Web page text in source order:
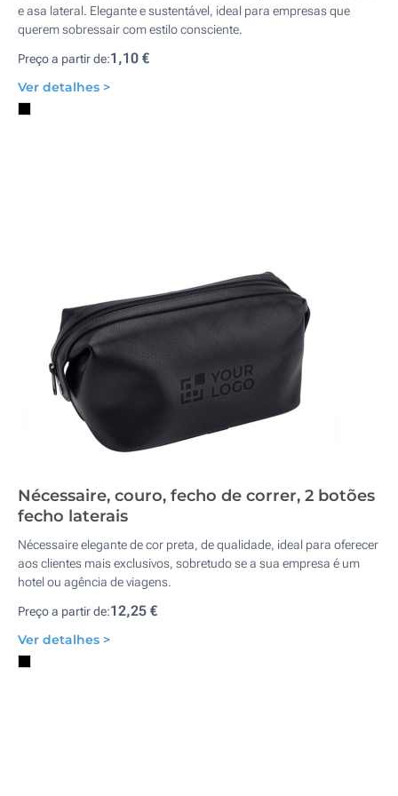
e asa lateral. Elegante e sustentável, ideal para empresas que
querem sobressair com estilo consciente.
Preço a partir de:1,10 €
Ver detalhes >
Nécessaire, couro, fecho de correr, 2 botões
fecho laterais
Nécessaire elegante de cor preta, de qualidade, ideal para oferecer
aos clientes mais exclusivos, sobretudo se a sua empresa é um
hotel ou agência de viagens.
Preço a partir de:12,25 €
Ver detalhes >